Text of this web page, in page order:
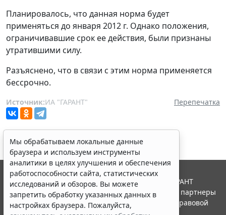
Планировалось, что данная норма будет
применяться до января 2012 г. Однако положения,
ограничивавшие срок ее действия, были признаны
утратившими силу.
Разъяснено, что в связи с этим норма применяется
бессрочно.
Источник:ИА "ГАРАНТ" Перепечатка
Мы обрабатываем локальные данные
браузера и используем инструменты
аналитики в целях улучшения и обеспечения
работоспособности сайта, статистических
исследований и обзоров. Вы можете
запретить обработку указанных данных в
настройках браузера. Пожалуйста,
© ООО "НПП "ГАРАНТ-СЕРВИС", 2026. Система ГАРАНТ
выпускается с 1990 года. Компания "Гарант" и ее партнеры
являются участниками Российской ассоциации правовой